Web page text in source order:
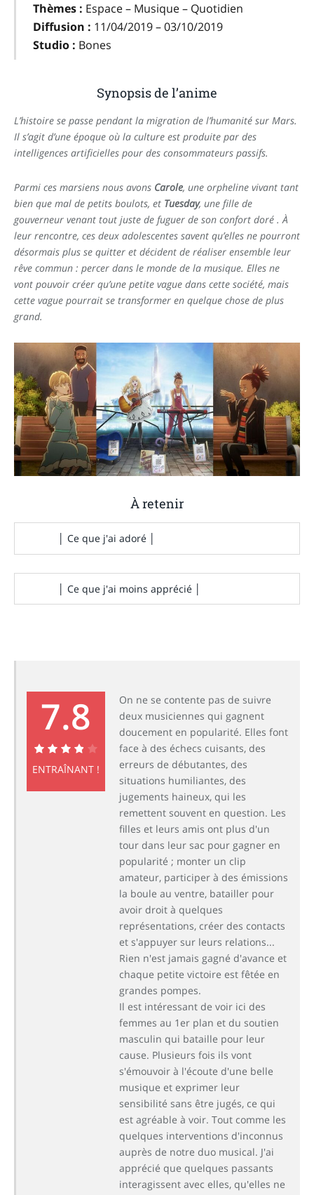
Thèmes : Espace – Musique – Quotidien
Diffusion : 11/04/2019 – 03/10/2019
Studio : Bones
Synopsis de l’anime
L’histoire se passe pendant la migration de l’humanité sur Mars.
Il s’agit d’une époque où la culture est produite par des
intelligences artificielles pour des consommateurs passifs.
Parmi ces marsiens nous avons Carole, une orpheline vivant tant
bien que mal de petits boulots, et Tuesday, une fille de
gouverneur venant tout juste de fuguer de son confort doré . À
leur rencontre, ces deux adolescentes savent qu’elles ne pourront
désormais plus se quitter et décident de réaliser ensemble leur
rêve commun : percer dans le monde de la musique. Elles ne
vont pouvoir créer qu’une petite vague dans cette société, mais
cette vague pourrait se transformer en quelque chose de plus
grand.
Àretenir
│ Ce que j'ai adoré │
│ Ce que j'ai moins apprécié │
7.8
7.8
ENTRAÎNANT !
On ne se contente pas de suivre
deux musiciennes qui gagnent
doucement en popularité. Elles font
face à des échecs cuisants, des
erreurs de débutantes, des
situations humiliantes, des
jugements haineux, qui les
remettent souvent en question. Les
filles et leurs amis ont plus d'un
tour dans leur sac pour gagner en
popularité ; monter un clip
amateur, participer à des émissions
la boule au ventre, batailler pour
avoir droit à quelques
représentations, créer des contacts
et s'appuyer sur leurs relations...
Rien n'est jamais gagné d'avance et
chaque petite victoire est fêtée en
grandes pompes.
Il est intéressant de voir ici des
femmes au 1er plan et du soutien
masculin qui bataille pour leur
cause. Plusieurs fois ils vont
s'émouvoir à l'écoute d'une belle
musique et exprimer leur
sensibilité sans être jugés, ce qui
est agréable à voir. Tout comme les
quelques interventions d'inconnus
auprès de notre duo musical. J'ai
apprécié que quelques passants
interagissent avec elles, qu'elles ne